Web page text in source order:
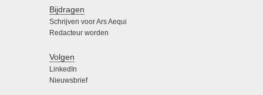
Bijdragen
Schrijven voor Ars Aequi
Redacteur worden
Volgen
LinkedIn
Nieuwsbrief